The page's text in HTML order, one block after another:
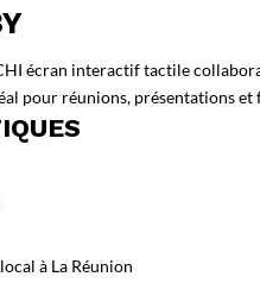
écran interactif tactile
pour réunions, présentations
à La Réunion